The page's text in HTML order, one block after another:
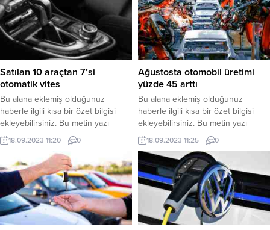
olarak bu şekilde gösterilir,
eklenmemişse bu alan boş kalır.
olarak bu şekilde gösterilir,
eklenmemişse bu alan boş kalır.
Satılan 10 araçtan 7’si
otomatik vites
Bu alana eklemiş olduğunuz
haberle ilgili kısa bir özet bilgisi
ekleyebilirsiniz. Bu metin yazı
düzenleme sayfasında “Özet”
bölümünden eklenebilir. Özet
eklenmişse başlık altında kalın
olarak bu şekilde gösterilir,
eklenmemişse bu alan boş kalır.
18.09.2023 11:20 0
Ağustosta otomobil üretimi
yüzde 45 arttı
Bu alana eklemiş olduğunuz
haberle ilgili kısa bir özet bilgisi
ekleyebilirsiniz. Bu metin yazı
düzenleme sayfasında “Özet”
bölümünden eklenebilir. Özet
eklenmişse başlık altında kalın
olarak bu şekilde gösterilir,
eklenmemişse bu alan boş kalır.
18.09.2023 11:25 0